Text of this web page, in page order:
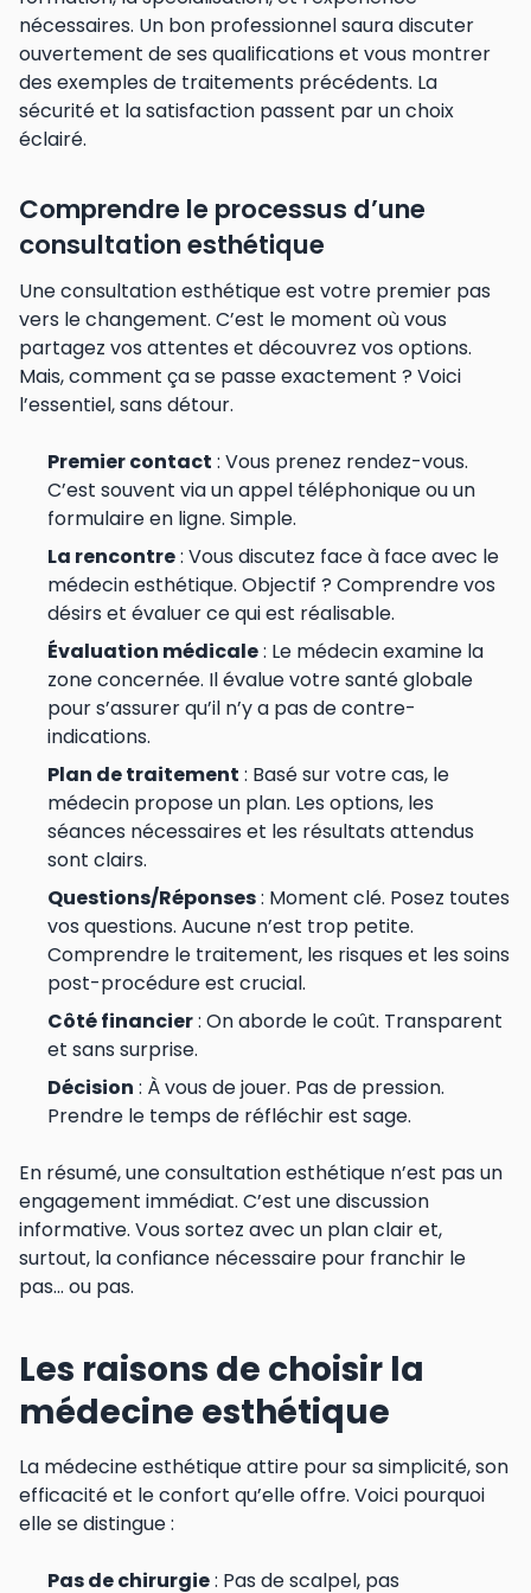
nécessaires. Un bon professionnel saura discuter
ouvertement de ses qualifications et vous montrer
des exemples de traitements précédents. La
sécurité et la satisfaction passent par un choix
éclairé.
Comprendre le processus d’une
consultation esthétique
Une consultation esthétique est votre premier pas
vers le changement. C’est le moment où vous
partagez vos attentes et découvrez vos options.
Mais, comment ça se passe exactement ? Voici
l’essentiel, sans détour.
Premier contact : Vous prenez rendez-vous.
C’est souvent via un appel téléphonique ou un
formulaire en ligne. Simple.
La rencontre: Vous discutez face à face avec le
médecin esthétique. Objectif ? Comprendre vos
désirs et évaluer ce qui est réalisable.
Évaluation médicale: Le médecin examine la
zone concernée. Il évalue votre santé globale
pour s’assurer qu’il n’y a pas de contre-
indications.
Plan de traitement : Basé sur votre cas, le
médecin propose un plan. Les options, les
séances nécessaires et les résultats attendus
sont clairs.
Questions/Réponses: Moment clé. Posez toutes
vos questions. Aucune n’est trop petite.
Comprendre le traitement, les risques et les soins
post-procédure est crucial.
Côté financier: On aborde le coût. Transparent
et sans surprise.
Décision : À vous de jouer. Pas de pression.
Prendre le temps de réfléchir est sage.
En résumé, une consultation esthétique n’est pas un
engagement immédiat. C’est une discussion
informative. Vous sortez avec un plan clair et,
surtout, la confiance nécessaire pour franchir le
pas… ou pas.
Les raisons de choisir la
médecine esthétique
La médecine esthétique attire pour sa simplicité, son
efficacité et le confort qu’elle offre. Voici pourquoi
elle se distingue :
Pas de chirurgie: Pas de scalpel, pas